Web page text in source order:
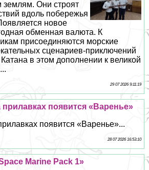
землям. Они строят
вдоль побережья
новое
обменная валюта. К
присоединяются морские
сценариев-приключений
в этом дополнении к великой
29 07 2026 9:11:19
прилавках появится «Варенье»
появится «Варенье»...
28 07 2026 16:53:10
Marine Pack 1»